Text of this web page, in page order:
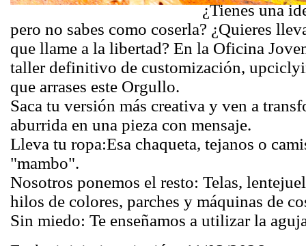
¿Tienes una
pero no sabes como coserla? ¿Quieres
que llame a la libertad? En la Oficina
taller definitivo de customización,
que arrases este Orgullo.
Saca tu versión más creativa y ven a
aburrida en una pieza con mensaje.
Lleva tu ropa:Esa chaqueta, tejanos o
"mambo".
Nosotros ponemos el resto: Telas,
hilos de colores, parches y máquinas de
Sin miedo: Te enseñamos a utilizar la